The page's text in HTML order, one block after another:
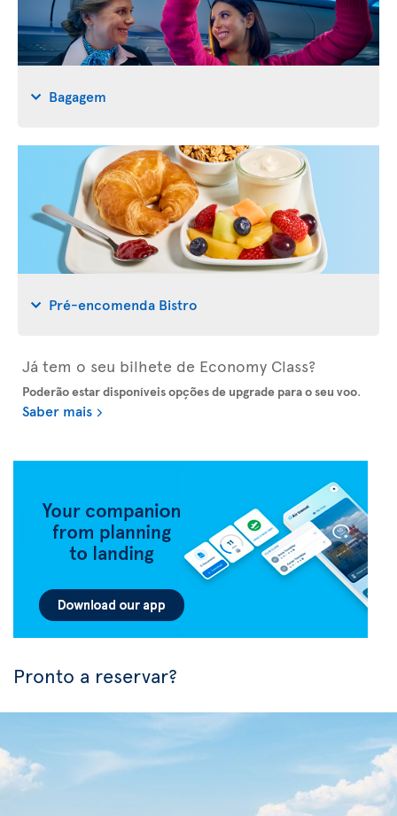
Bagagem
Pré-encomenda Bistro
Já tem o seu bilhete de Economy Class?
Poderão estar disponíveis opções de upgrade para o seu voo.
Saber mais
Pronto a reservar?